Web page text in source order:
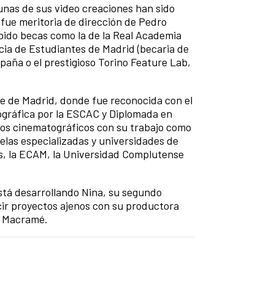
de sus video creaciones han sido
meritoria de dirección de Pedro
becas como la de la Real Academia
de Estudiantes de Madrid (becaria de
o el prestigioso Torino Feature Lab,
de Madrid, donde fue reconocida con el
por la ESCAC y Diplomada en
cinematográficos con su trabajo como
especializadas y universidades de
la ECAM, la Universidad Complutense
desarrollando Nina, su segundo
proyectos ajenos con su productora